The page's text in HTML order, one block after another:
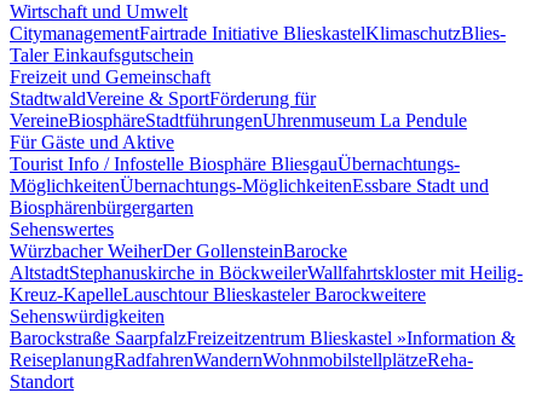
Wirtschaft und Umwelt
CitymanagementFairtrade Initiative BlieskastelKlimaschutzBlies-
Taler Einkaufsgutschein
Freizeit und Gemeinschaft
StadtwaldVereine & SportFörderung für
VereineBiosphäreStadtführungenUhrenmuseum La Pendule
Für Gäste und Aktive
Tourist Info / Infostelle Biosphäre BliesgauÜbernachtungs-
MöglichkeitenÜbernachtungs-MöglichkeitenEssbare Stadt und
Biosphärenbürgergarten
Sehenswertes
Würzbacher WeiherDer GollensteinBarocke
AltstadtStephanuskirche in BöckweilerWallfahrtskloster mit Heilig-
Kreuz-KapelleLauschtour Blieskasteler Barockweitere
Sehenswürdigkeiten
Barockstraße SaarpfalzFreizeitzentrum Blieskastel »Information &
ReiseplanungRadfahrenWandernWohnmobilstellplätzeReha-
Standort